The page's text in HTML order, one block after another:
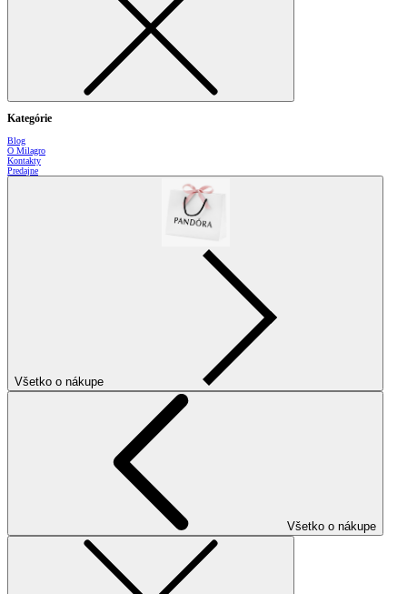
Kategórie
Blog
O Milagro
Kontakty
Predajne
Všetko o nákupe
Všetko o nákupe